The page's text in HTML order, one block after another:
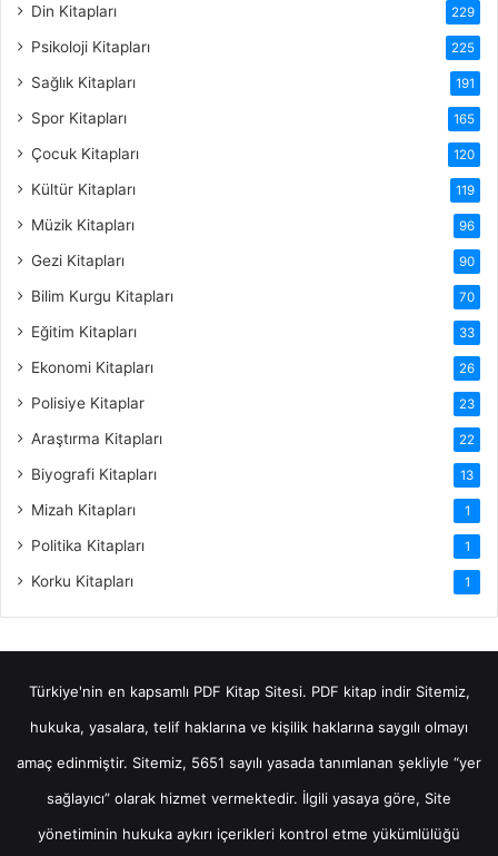
Din Kitapları 229
Psikoloji Kitapları 225
Sağlık Kitapları 191
Spor Kitapları 165
Çocuk Kitapları 120
Kültür Kitapları 119
Müzik Kitapları 96
Gezi Kitapları 90
Bilim Kurgu Kitapları 70
Eğitim Kitapları 33
Ekonomi Kitapları 26
Polisiye Kitaplar 23
Araştırma Kitapları 22
Biyografi Kitapları 13
Mizah Kitapları 1
Politika Kitapları 1
Korku Kitapları 1
Türkiye'nin en kapsamlı PDF Kitap Sitesi. PDF kitap indirSitemiz,
hukuka, yasalara, telif haklarına ve kişilik haklarına saygılı olmayı
amaç edinmiştir. Sitemiz, 5651 sayılı yasada tanımlanan şekliyle “yer
sağlayıcı” olarak hizmet vermektedir. İlgili yasaya göre, Site
yönetiminin hukuka aykırı içerikleri kontrol etme yükümlülüğü